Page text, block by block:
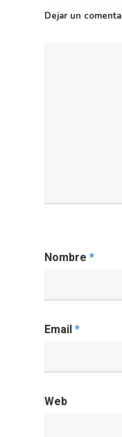
Dejar un
Nombre *
Email *
Web